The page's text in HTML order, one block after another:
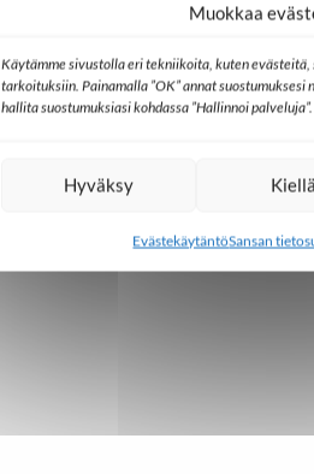
Muokkaa
Käytämme sivustolla eri tekniikoita, kuten
tarkoituksiin. Painamalla ”OK” annat
hallita suostumuksiasi kohdassa ”Hallinnoi palveluja”.
Hyväksy Kiellä
EvästekäytäntöSansan